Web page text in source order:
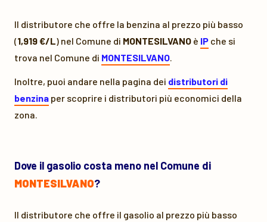
Il distributore che offre la benzina al prezzo più basso
(1,919 €/L) nel Comune di MONTESILVANO è IP che si
trova nel Comune di MONTESILVANO.
Inoltre, puoi andare nella pagina dei distributori di
benzina per scoprire i distributori più economici della
zona.
Dove il gasolio costa meno nel Comune di
MONTESILVANO?
Il distributore che offre il gasolio al prezzo più basso